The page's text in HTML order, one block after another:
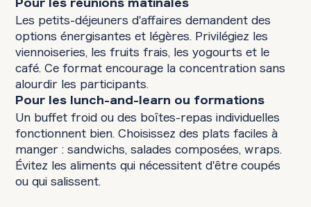
Les petits-déjeuners d'affaires demandent des
options énergisantes et légères. Privilégiez les
viennoiseries, les fruits frais, les yogourts et le
café. Ce format encourage la concentration sans
alourdir les participants.
Pour les lunch-and-learn ou formations
Un buffet froid ou des boîtes-repas individuelles
fonctionnent bien. Choisissez des plats faciles à
manger : sandwichs, salades composées, wraps.
Évitez les aliments qui nécessitent d'être coupés
ou qui salissent.